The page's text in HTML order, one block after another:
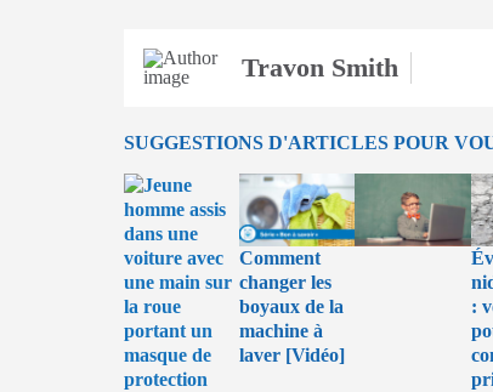
Travon Smith
SUGGESTIONS D'ARTICLES POUR
Comment
changer les
boyaux de la
machine à
laver [Vidéo]
: